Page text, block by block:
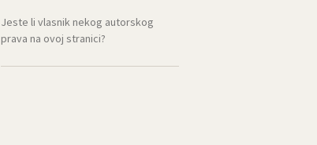
Jeste li vlasnik nekog autorskog
prava na ovoj stranici?